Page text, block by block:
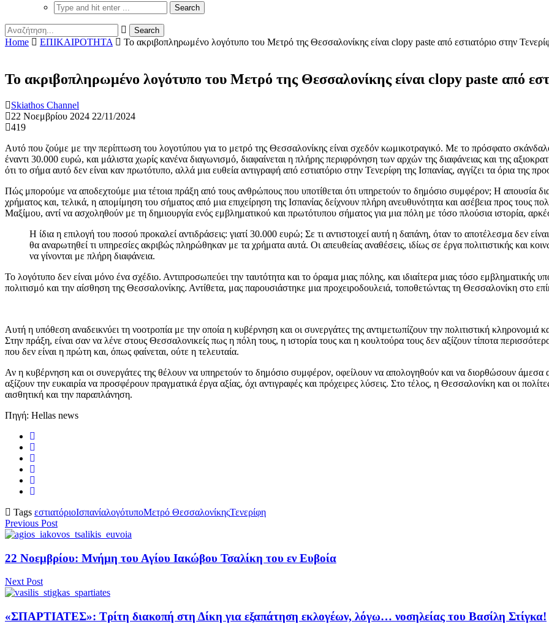
Home ΕΠΙΚΑΙΡΟΤΗΤΑ Το ακριβοπληρωμένο λογότυπο του Μετρό της Θεσσαλονίκης είναι clopy paste από εστιατόριο στην
Το ακριβοπληρωμένο λογότυπο του Μετρό της Θεσσαλονίκης είναι clopy paste από
Skiathos Channel
22 Νοεμβρίου 2024 22/11/2024
419
Αυτό που ζούμε με την περίπτωση του λογοτύπου για το μετρό της Θεσσαλονίκης είναι σχεδόν κωμικοτραγικό. Με το πρόσφατο
έναντι 30.000 ευρώ, και μάλιστα χωρίς κανένα διαγωνισμό, διαφαίνεται η πλήρης περιφρόνηση των αρχών της διαφάνειας και της
ότι το σήμα αυτό δεν είναι καν πρωτότυπο, αλλά μια ευθεία αντιγραφή από εστιατόριο στην Τενερίφη της Ισπανίας, αγγίζει τα όρια της
Πώς μπορούμε να αποδεχτούμε μια τέτοια πράξη από τους ανθρώπους που υποτίθεται ότι υπηρετούν το δημόσιο συμφέρον; Η απουσία
χρήματος και, τελικά, η απομίμηση του σήματος από μια επιχείρηση της Ισπανίας δείχνουν πλήρη ανευθυνότητα και ασέβεια προς τους
Μαξίμου, αντί να ασχοληθούν με τη δημιουργία ενός εμβληματικού και πρωτότυπου σήματος για μια πόλη με τόσο πλούσια ιστορία,
Η ίδια η επιλογή του ποσού προκαλεί αντιδράσεις: γιατί 30.000 ευρώ; Σε τι αντιστοιχεί αυτή η δαπάνη, όταν το αποτέλεσμα δεν
θα αναρωτηθεί τι υπηρεσίες ακριβώς πληρώθηκαν με τα χρήματα αυτά. Οι απευθείας αναθέσεις, ιδίως σε έργα πολιτιστικής και
να γίνονται με πλήρη διαφάνεια.
Το λογότυπο δεν είναι μόνο ένα σχέδιο. Αντιπροσωπεύει την ταυτότητα και το όραμα μιας πόλης, και ιδιαίτερα μιας τόσο
πολιτισμό και την αίσθηση της Θεσσαλονίκης. Αντίθετα, μας παρουσιάστηκε μια προχειροδουλειά, τοποθετώντας τη Θεσσαλονίκη στο
Αυτή η υπόθεση αναδεικνύει τη νοοτροπία με την οποία η κυβέρνηση και οι συνεργάτες της αντιμετωπίζουν την πολιτιστική
Στην πράξη, είναι σαν να λένε στους Θεσσαλονικείς πως η πόλη τους, η ιστορία τους και η κουλτούρα τους δεν αξίζουν τίποτα
που δεν είναι η πρώτη και, όπως φαίνεται, ούτε η τελευταία.
Αν η κυβέρνηση και οι συνεργάτες της θέλουν να υπηρετούν το δημόσιο συμφέρον, οφείλουν να απολογηθούν και να διορθώσουν
αξίζουν την ευκαιρία να προσφέρουν πραγματικά έργα αξίας, όχι αντιγραφές και πρόχειρες λύσεις. Στο τέλος, η Θεσσαλονίκη και οι
αισθητική και την παραπλάνηση.
Πηγή: Hellas news
Tags εστιατόριοΙσπανίαλογότυποΜετρό ΘεσσαλονίκηςΤενερίφη
Previous Post
22 Νοεμβρίου: Μνήμη του Αγίου Ιακώβου Τσαλίκη του εν Ευβοία
Next Post
«ΣΠΑΡΤΙΑΤΕΣ»: Τρίτη διακοπή στη Δίκη για εξαπάτηση εκλογέων, λόγω… νοσηλείας του Βασίλη Στίγκα!